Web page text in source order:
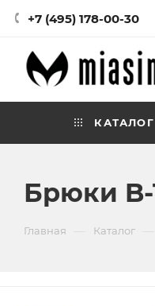
+7 (495) 178-00-30
КАТАЛОГ
Брюки B-
Главная Каталог